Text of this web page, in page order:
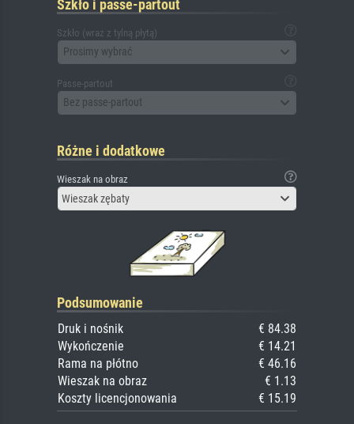
Szkło i passe-partout
Szkło (wraz z tylną płytą)
Prosimy wybrać
Passe-partout
Bez passe-partout
Różne i dodatkowe
Wieszak na obraz
Wieszak zębaty
Podsumowanie
Druk i nośnik
€ 84.38
Wykończenie
€ 14.21
Rama na płótno
€ 46.16
Wieszak na obraz
€ 1.13
Koszty licencjonowania
€ 15.19